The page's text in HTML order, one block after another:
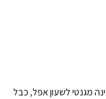
מגנטי לשעון אפל, כבל